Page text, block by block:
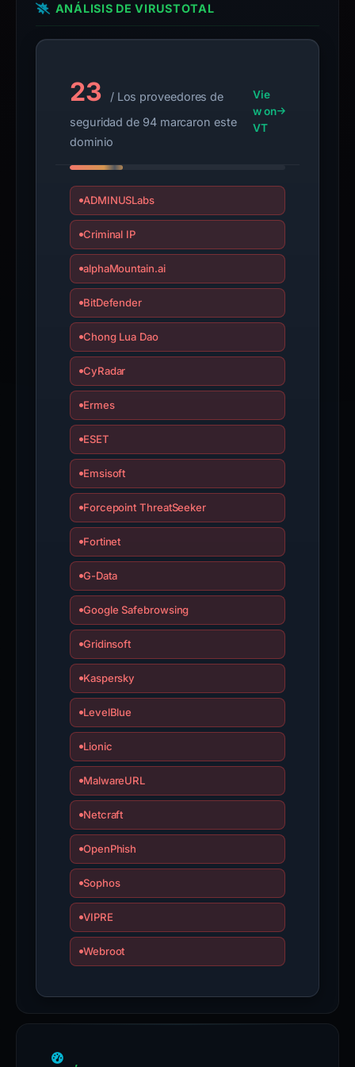
This
report
bound
observations,
live
guarantee.
Avoid
with
the
submit
an
appeal
report
inaccurate.
ANÁLISIS DE VIRUSTOTAL
23
/ Los proveedores de
seguridad de 94 marcaron este
dominio
Vie
w on
VT
ADMINUSLabs
Criminal IP
alphaMountain.ai
BitDefender
Chong Lua Dao
CyRadar
Ermes
ESET
Emsisoft
Forcepoint ThreatSeeker
Fortinet
G-Data
Google Safebrowsing
Gridinsoft
Kaspersky
LevelBlue
Lionic
MalwareURL
Netcraft
OpenPhish
Sophos
VIPRE
Webroot